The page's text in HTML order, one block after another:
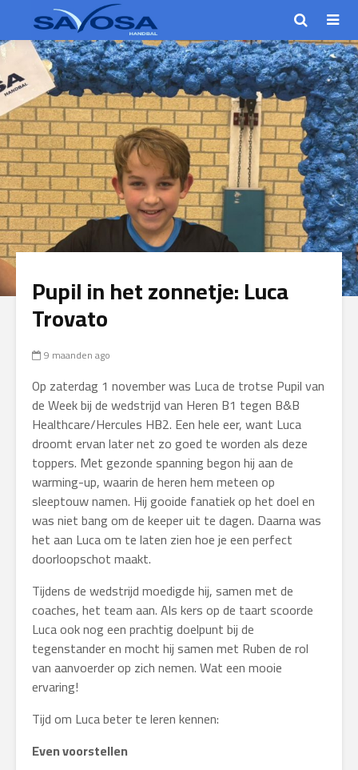
Pupil in het zonnetje: Luca
Trovato
9 maanden ago
Op zaterdag 1 november was Luca de trotse Pupil van
de Week bij de wedstrijd van Heren B1 tegen B&B
Healthcare/Hercules HB2. Een hele eer, want Luca
droomt ervan later net zo goed te worden als deze
toppers. Met gezonde spanning begon hij aan de
warming-up, waarin de heren hem meteen op
sleeptouw namen. Hij gooide fanatiek op het doel en
was niet bang om de keeper uit te dagen. Daarna was
het aan Luca om te laten zien hoe je een perfect
doorloopschot maakt.
Tijdens de wedstrijd moedigde hij, samen met de
coaches, het team aan. Als kers op de taart scoorde
Luca ook nog een prachtig doelpunt bij de
tegenstander en mocht hij samen met Ruben de rol
van aanvoerder op zich nemen. Wat een mooie
ervaring!
Tijd om Luca beter te leren kennen:
Even voorstellen